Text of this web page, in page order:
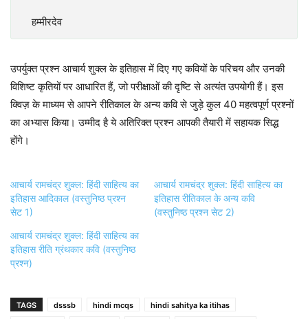
हम्मीरदेव
उपर्युक्त प्रश्न आचार्य शुक्ल के इतिहास में दिए गए कवियों के परिचय और उनकी
विशिष्ट कृतियों पर आधारित हैं, जो परीक्षाओं की दृष्टि से अत्यंत उपयोगी हैं। इस
क्विज़ के माध्यम से आपने रीतिकाल के अन्य कवि से जुड़े कुल 40 महत्वपूर्ण प्रश्नों
का अभ्यास किया। उम्मीद है ये अतिरिक्त प्रश्न आपकी तैयारी में सहायक सिद्ध
होंगे।
आचार्य रामचंद्र शुक्ल: हिंदी साहित्य का
इतिहास आदिकाल (वस्तुनिष्ठ प्रश्न
सेट 1)
आचार्य रामचंद्र शुक्ल: हिंदी साहित्य का
इतिहास रीतिकाल के अन्य कवि
(वस्तुनिष्ठ प्रश्न सेट 2)
आचार्य रामचंद्र शुक्ल: हिंदी साहित्य का
इतिहास रीति ग्रंथकार कवि (वस्तुनिष्ठ
प्रश्न)
TAGS dsssb hindi mcqs
hindi sahitya ka itihas